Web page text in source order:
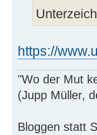
https://
"Wo der Mut
(Jupp Müller,
Bloggen statt